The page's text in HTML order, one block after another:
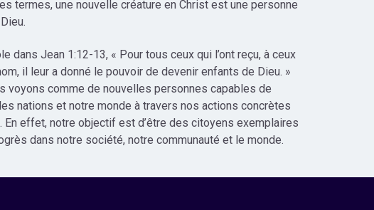
termes, une nouvelle créature en Christ est une personne
dans Jean 1:12-13, « Pour tous ceux qui l’ont reçu, à ceux
il leur a donné le pouvoir de devenir enfants de Dieu. »
voyons comme de nouvelles personnes capables de
nations et notre monde à travers nos actions concrètes
En effet, notre objectif est d’être des citoyens exemplaires
dans notre société, notre communauté et le monde.